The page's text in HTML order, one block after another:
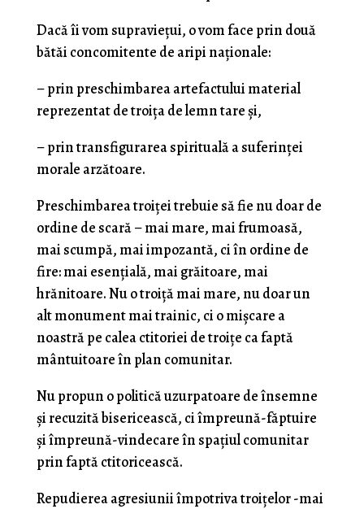
Dacă îi vom supravieţui, o vom face prin două
bătăi concomitente de aripi naţionale:
– prin preschimbarea artefactului material
reprezentat de troiţa de lemn tare şi,
– prin transfigurarea spirituală a suferinţei
morale arzătoare.
Preschimbarea troiţei trebuie să fie nu doar de
ordine de scară – mai mare, mai frumoasă,
mai scumpă, mai impozantă, ci în ordine de
fire: mai esenţială, mai grăitoare, mai
hrănitoare. Nu o troiţă mai mare, nu doar un
alt monument mai trainic, ci o mişcare a
noastră pe calea ctitoriei de troiţe ca faptă
mântuitoare în plan comunitar.
Nu propun o politică uzurpatoare de însemne
şi recuzită bisericească, ci împreună-făptuire
şi împreună-vindecare în spaţiul comunitar
prin faptă ctitoricească.
Repudierea agresiunii împotriva troiţelor -mai